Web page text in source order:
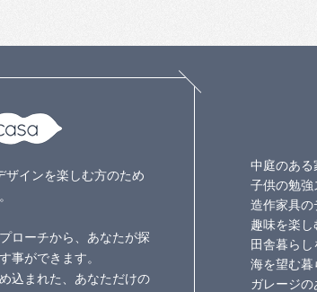
インを楽しむ方のため
ローチから、あなたが探
事ができます。
込まれた、あなただけの
中庭のある
子供の勉強
造作家具の
趣味を楽し
田舎暮ら
海を望む暮
ガレージの